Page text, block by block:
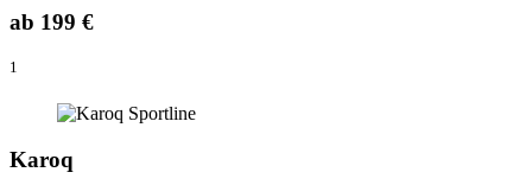
ab 199 €
1
Karoq